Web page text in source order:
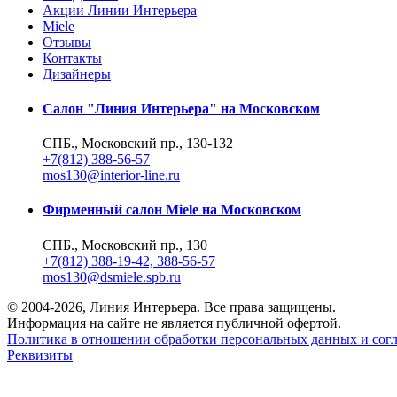
Акции Линии Интерьера
Miele
Отзывы
Контакты
Дизайнеры
Салон "Линия Интерьера" на Московском
СПБ., Московский пр., 130-132
+7(812) 388-56-57
mos130@interior-line.ru
Фирменный салон Miele на Московском
СПБ., Московский пр., 130
+7(812) 388-19-42, 388-56-57
mos130@dsmiele.spb.ru
© 2004-2026, Линия Интерьера. Все права защищены.
Информация на сайте не является публичной офертой.
Политика в отношении обработки персональных данных и
Реквизиты